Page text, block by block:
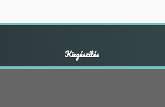
Kiegészítés
Adatvédelmi nyilatkozat